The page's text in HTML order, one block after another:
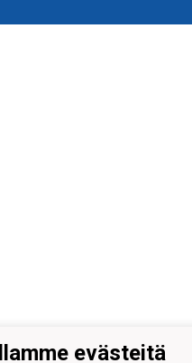
evästeitä